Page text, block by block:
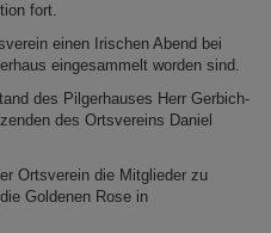
fort.
einen Irischen Abend bei
eingesammelt worden sind.
des Pilgerhauses Herr Gerbich-
des Ortsvereins Daniel
Ortsverein die Mitglieder zu
Goldenen Rose in